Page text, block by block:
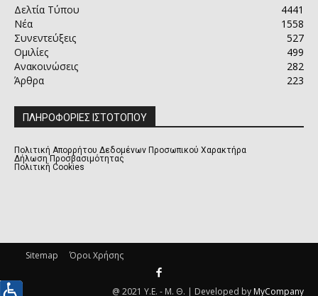
Δελτία Τύπου
4441
Νέα
1558
Συνεντεύξεις
527
Ομιλίες
499
Ανακοινώσεις
282
Άρθρα
223
ΠΛΗΡΟΦΟΡΙΕΣ ΙΣΤΟΤΟΠΟΥ
Πολιτική Απορρήτου Δεδομένων Προσωπικού Χαρακτήρα
Δήλωση Προσβασιμότητας
Πολιτική Cookies
Sitemap Όροι Χρήσης
@ 2021 Υ.Ε. - Μ. Θ. | Developed by MyCompany